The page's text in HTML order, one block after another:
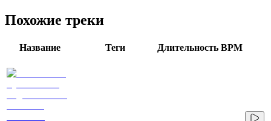
Похожие треки
Название Теги Длительность BPM